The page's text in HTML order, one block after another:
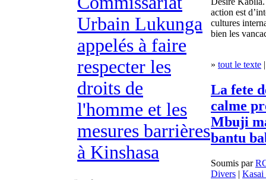
Urbain Lukunga
appelés à faire
respecter les
droits de
l'homme et les
mesures barrières
à Kinshasa
action est
cultures
bien les
» tout le texte
La fete
calme
Mbuji
bantu
Soumis par
Divers | Kasai